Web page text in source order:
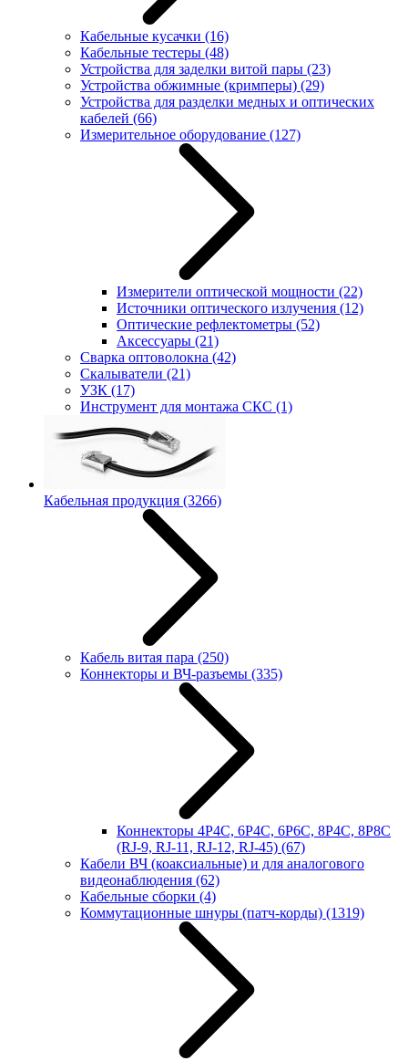
Кабельные кусачки (16)
Кабельные тестеры (48)
Устройства для заделки витой пары (23)
Устройства обжимные (кримперы) (29)
Устройства для разделки медных и оптических
кабелей (66)
Измерительное оборудование (127)
Измерители оптической мощности (22)
Источники оптического излучения (12)
Оптические рефлектометры (52)
Аксессуары (21)
Сварка оптоволокна (42)
Скалыватели (21)
УЗК (17)
Инструмент для монтажа СКС (1)
Кабельная продукция (3266)
Кабель витая пара (250)
Коннекторы и ВЧ-разъемы (335)
Коннекторы 4P4C, 6P4C, 6P6C, 8P4C, 8P8C
(RJ-9, RJ-11, RJ-12, RJ-45) (67)
Кабели ВЧ (коаксиальные) и для аналогового
видеонаблюдения (62)
Кабельные сборки (4)
Коммутационные шнуры (патч-корды) (1319)